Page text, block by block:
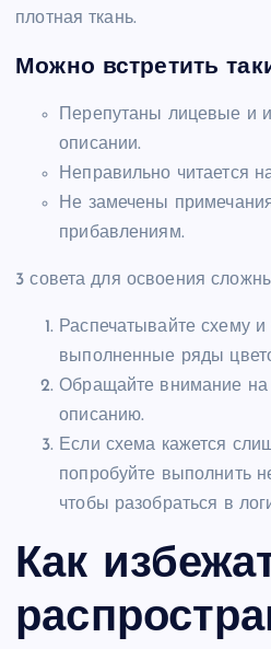
плотная ткань.
Можно встретить
Перепутаны лицевые и
описании.
Неправильно читается
Не замечены
прибавлениям.
3 совета для освоения
Распечатывайте схему и
выполненные ряды
Обращайте внимание на
описанию.
Если схема кажется
попробуйте выполнить
чтобы разобраться в
Как